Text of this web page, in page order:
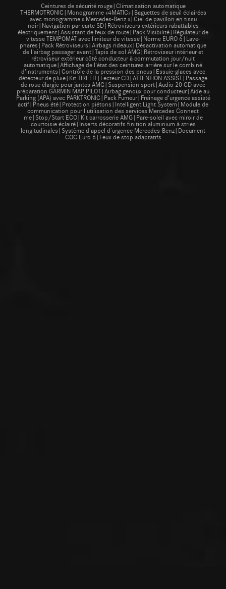
Ceintures de sécurité rouge|Climatisation automatique
THERMOTRONIC|Monogramme «4MATIC»|Baguettes de seuil éclairées
avec monogramme « Mercedes-Benz »|Ciel de pavillon en tissu
noir|Navigation par carte SD|Rétroviseurs extérieurs rabattables
électriquement|Assistant de feux de route|Pack Visibilité|Régulateur de
vitesse TEMPOMAT avec limiteur de vitesse|Norme EURO 6|Lave-
phares|Pack Rétroviseurs|Airbags rideaux|Désactivation automatique
de l'airbag passager avant|Tapis de sol AMG|Rétroviseur intérieur et
rétroviseur extérieur côté conducteur à commutation jour/nuit
automatique|Affichage de l’état des ceintures arrière sur le combiné
d’instruments|Contrôle de la pression des pneus|Essuie-glaces avec
détecteur de pluie|Kit TIREFIT|Lecteur CD|ATTENTION ASSIST|Passage
de roue élargie pour jantes AMG|Suspension sport|Audio 20 CD avec
préparation GARMIN MAP PILOT|Airbag genoux pour conducteur|Aide au
Parking (APA) avec PARKTRONIC|Pack Fumeur|Freinage d’urgence assisté
actif|Pneus été|Protection piétons|Intelligent Light System|Module de
communication pour l'utilisation des services Mercedes Connect
me|Stop/Start ECO|Kit carrosserie AMG|Pare-soleil avec miroir de
courtoisie éclairé|Inserts décoratifs finition aluminium à stries
longitudinales|Système dʼappel dʼurgence Mercedes-Benz|Document
COC Euro 6|Feux de stop adaptatifs